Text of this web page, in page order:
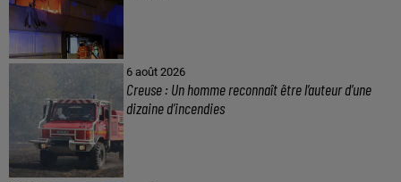
6 août 2026
Creuse : Un homme reconnaît être l’auteur d’une
dizaine d’incendies